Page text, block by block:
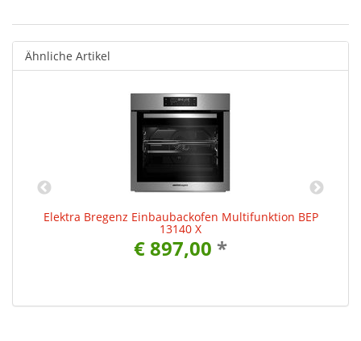
Ähnliche Artikel
Elektra Bregenz Einbaubackofen Multifunktion BEP
13140 X
€ 897,00 *